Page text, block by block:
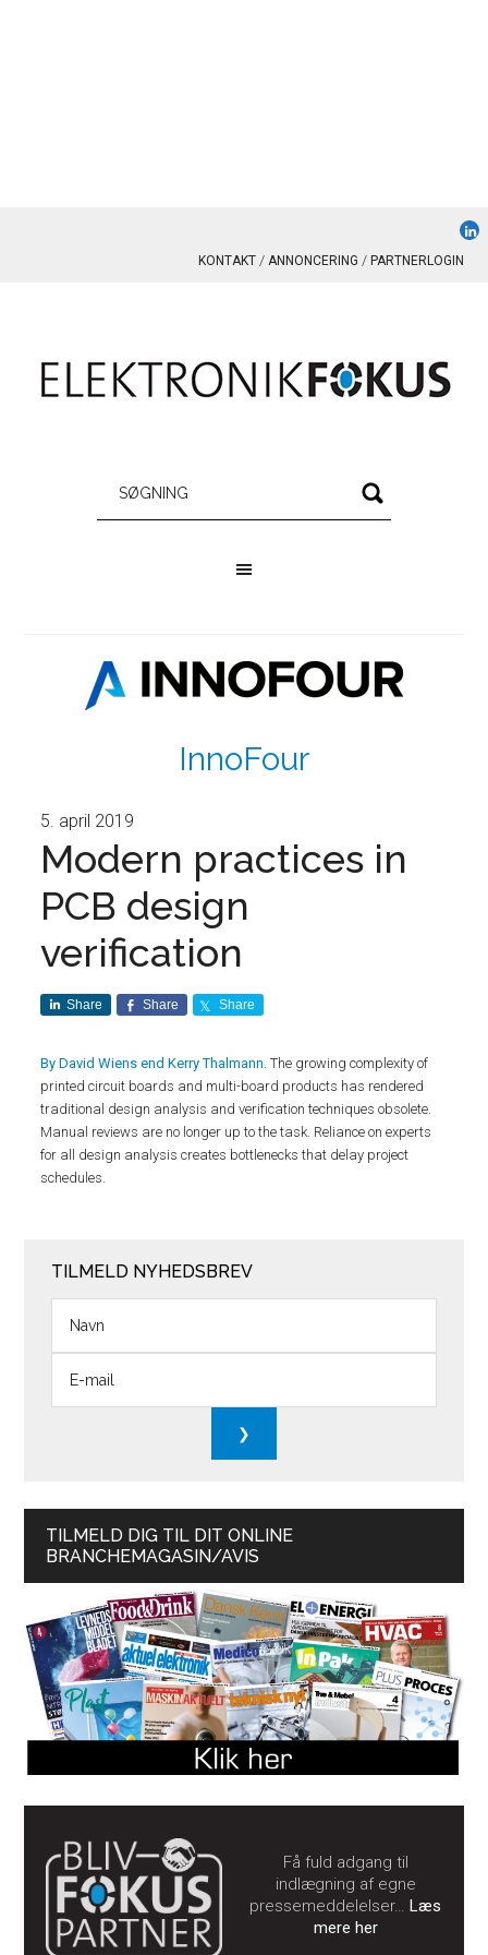
KONTAKT ANNONCERING PARTNERLOGIN
InnoFour
5. april 2019
Modern practices in
PCB design
verification
Share Share Share
By David Wiens end Kerry Thalmann. The growing complexity of
printed circuit boards and multi-board products has rendered
traditional design analysis and verification techniques obsolete.
Manual reviews are no longer up to the task. Reliance on experts
for all design analysis creates bottlenecks that delay project
schedules.
TILMELD NYHEDSBREV
TILMELD DIG TIL DIT ONLINE
BRANCHEMAGASIN/AVIS
Få fuld adgang til
indlægning af egne
pressemeddelelser…Læs
mere her